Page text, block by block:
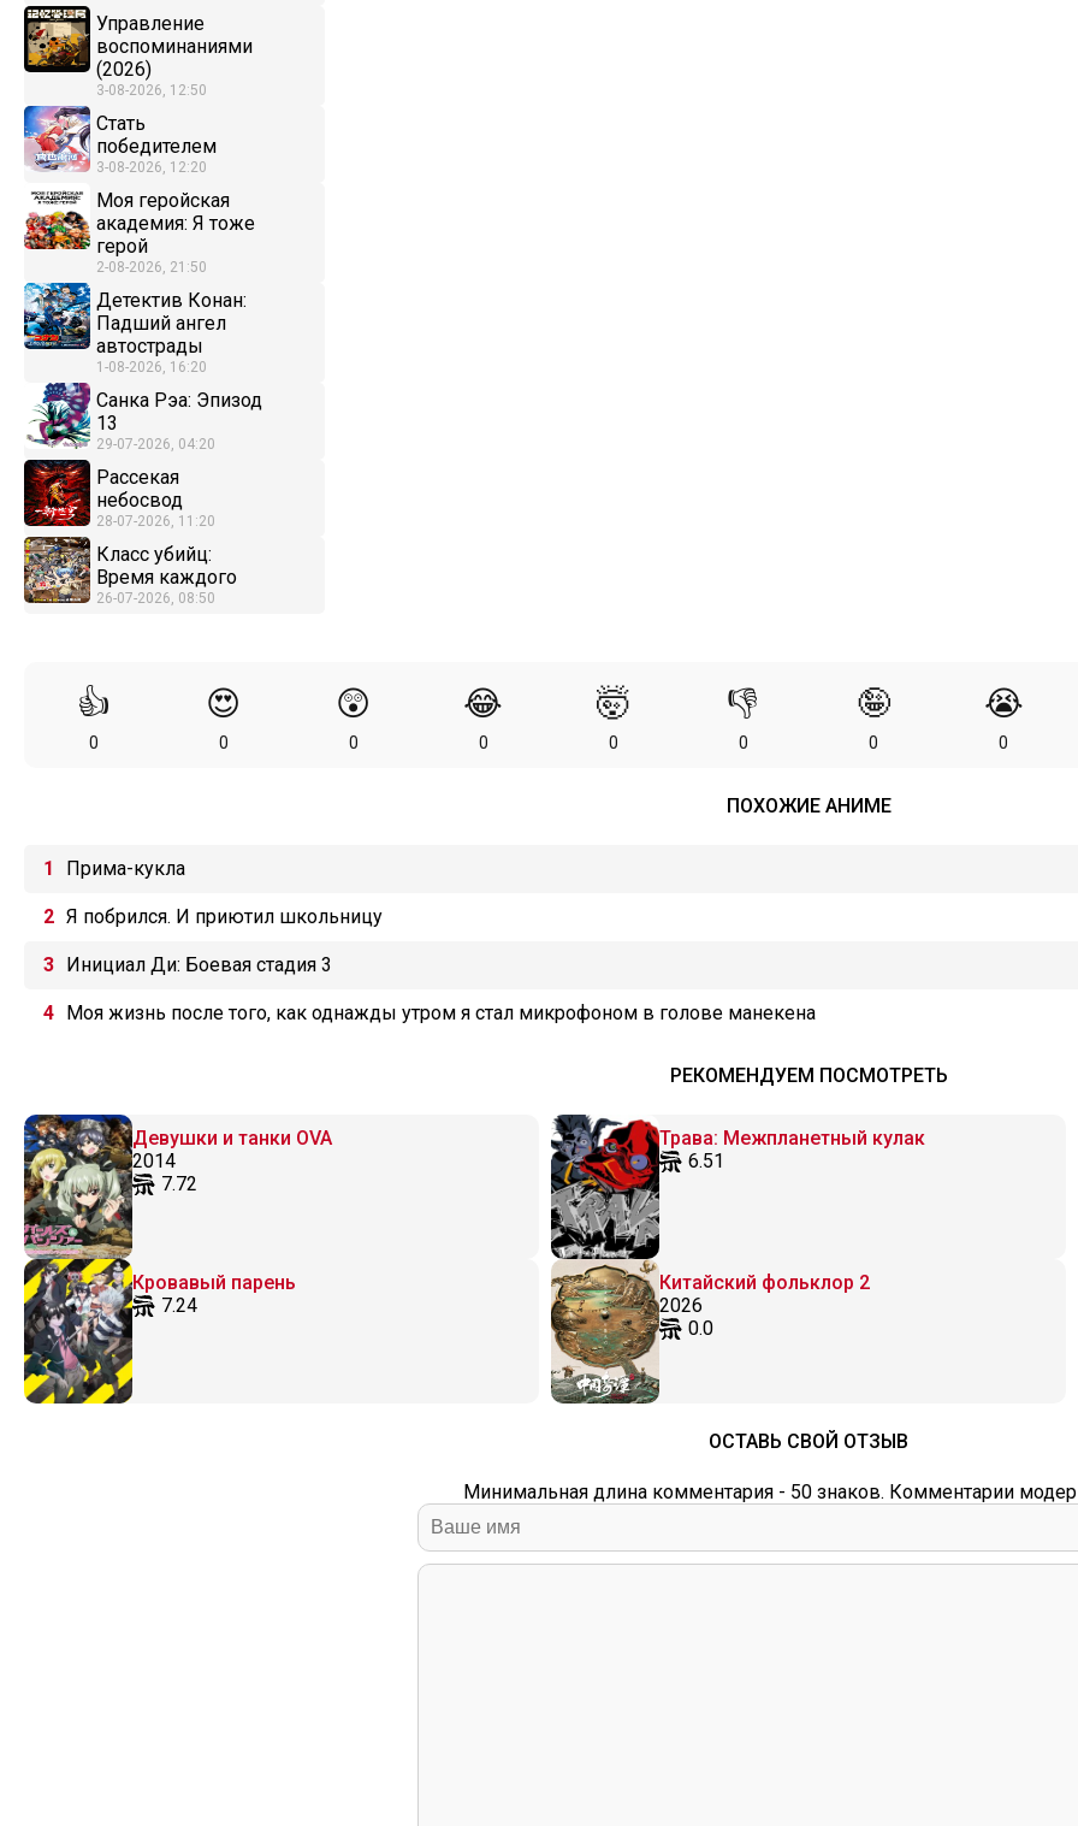
Управление
воспоминаниями
(2026)
3-08-2026, 12:50
Стать
победителем
3-08-2026, 12:20
Моя геройская
академия: Я тоже
герой
2-08-2026, 21:50
Детектив Конан:
Падший ангел
автострады
1-08-2026, 16:20
Санка Рэа: Эпизод
13
29-07-2026, 04:20
Рассекая
небосвод
28-07-2026, 11:20
Класс убийц:
Время каждого
26-07-2026, 08:50
👍
0
😍
0
😲
0
😂
0
🤯
0
👎
0
🤪
0
😭
0
ПОХОЖИЕ АНИМЕ
Прима-кукла
Я побрился. И приютил школьницу
Инициал Ди: Боевая стадия 3
Моя жизнь после того, как однажды утром я стал микрофоном в голове манекена
РЕКОМЕНДУЕМ ПОСМОТРЕТЬ
Девушки и танки OVA
2014
7.72
Трава: Межпланетный кулак
6.51
Кровавый парень
7.24
Китайский фольклор 2
2026
0.0
ОСТАВЬ СВОЙ ОТЗЫВ
Минимальная длина комментария - 50 знаков. Комментарии